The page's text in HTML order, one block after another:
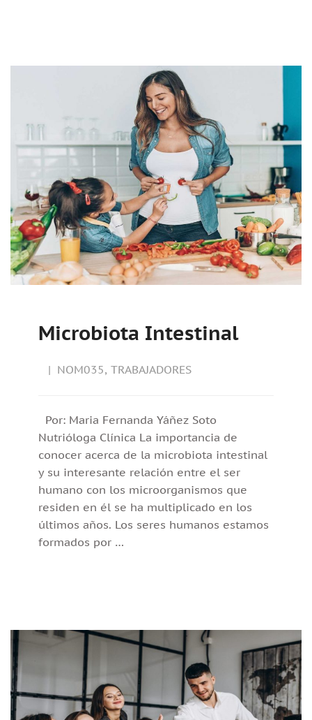
Microbiota Intestinal
NOM035, TRABAJADORES
Por: Maria Fernanda Yáñez Soto
Nutrióloga Clínica La importancia de
conocer acerca de la microbiota intestinal
y su interesante relación entre el ser
humano con los microorganismos que
residen en él se ha multiplicado en los
últimos años. Los seres humanos estamos
formados por …